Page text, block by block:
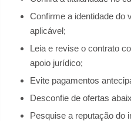
Confirme a identidade do
aplicável;
Leia e revise o contrato
apoio jurídico;
Evite pagamentos
Desconfie de ofertas
Pesquise a reputação do